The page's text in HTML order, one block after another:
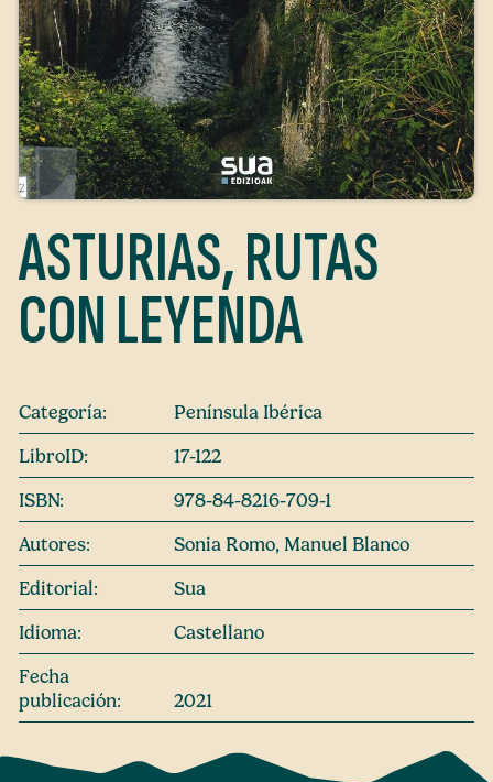
ASTURIAS, RUTAS
CON LEYENDA
Categoría:
Península Ibérica
LibroID:
17-122
ISBN:
978-84-8216-709-1
Autores:
Sonia Romo, Manuel Blanco
Editorial:
Sua
Idioma:
Castellano
Fecha
publicación:
2021